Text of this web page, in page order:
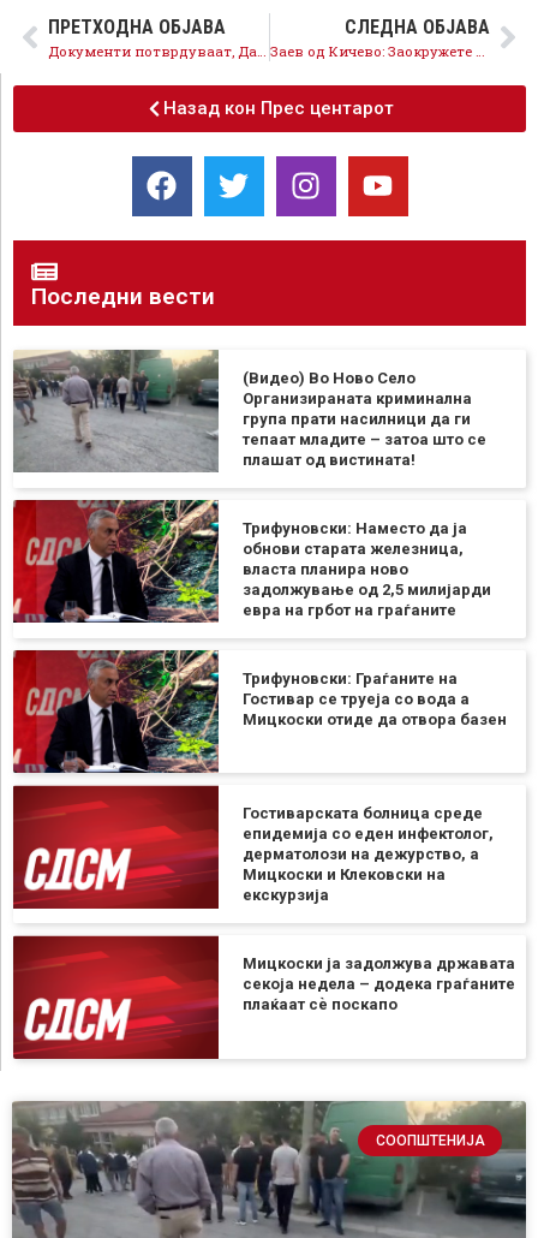
ПРЕТХОДНА ОБЈАВА СЛЕДНА ОБЈАВА
Назад кон Прес центарот
Последни вести
(Видео) Во Ново Село
Организираната криминална
група прати насилници да ги
тепаат младите – затоа што се
плашат од вистината!
Трифуновски: Наместо да ја
обнови старата железница,
власта планира ново
задолжување од 2,5 милијарди
евра на грбот на граѓаните
Трифуновски: Граѓаните на
Гостивар се труеја со вода а
Мицкоски отиде да отвора базен
Гостиварската болница среде
епидемија со еден инфектолог,
дерматолози на дежурство, а
Мицкоски и Клековски на
екскурзија
Мицкоски ја задолжува државата
секоја недела – додека граѓаните
плаќаат сѐ поскапо
СООПШТЕНИЈА